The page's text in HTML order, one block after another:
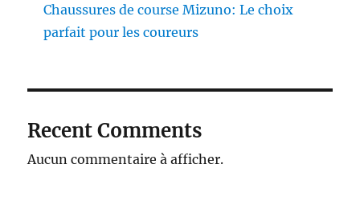
Chaussures de course Mizuno: Le choix
parfait pour les coureurs
Recent Comments
Aucun commentaire à afficher.